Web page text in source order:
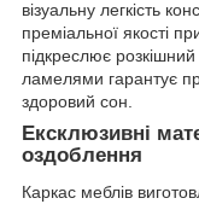
візуальну легкість
преміальної якості
підкреслює
ламелями гарантує
здоровий сон.
Ексклюзивні
оздоблення
Каркас меблів